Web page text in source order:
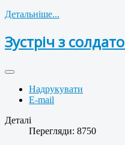
Детальніше...
Зустріч з
Надрукувати
E-mail
Деталі
Перегляди: 8750